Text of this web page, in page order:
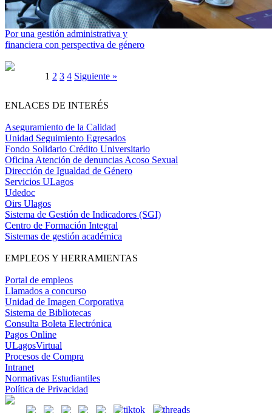
Por una gestión administrativa y
financiera con perspectiva de género
1 2 3 4 Siguiente »
ENLACES DE INTERÉS
Aseguramiento de la Calidad
Unidad Seguimiento Egresados
Fondo Solidario Crédito Universitario
Oficina Atención de denuncias Acoso Sexual
Dirección de Igualdad de Género
Servicios ULagos
Udedoc
Oirs Ulagos
Sistema de Gestión de Indicadores (SGI)
Centro de Formación Integral
Sistemas de gestión académica
EMPLEOS Y HERRAMIENTAS
Portal de empleos
Llamados a concurso
Unidad de Imagen Corporativa
Sistema de Bibliotecas
Consulta Boleta Electrónica
Pagos Online
ULagosVirtual
Procesos de Compra
Intranet
Normativas Estudiantiles
Política de Privacidad